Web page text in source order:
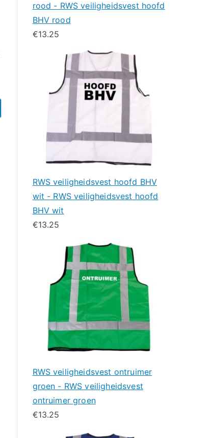
rood - RWS veiligheidsvest hoofd
BHV rood
€13.25
RWS veiligheidsvest hoofd BHV
wit - RWS veiligheidsvest hoofd
BHV wit
€13.25
RWS veiligheidsvest ontruimer
groen - RWS veiligheidsvest
ontruimer groen
€13.25